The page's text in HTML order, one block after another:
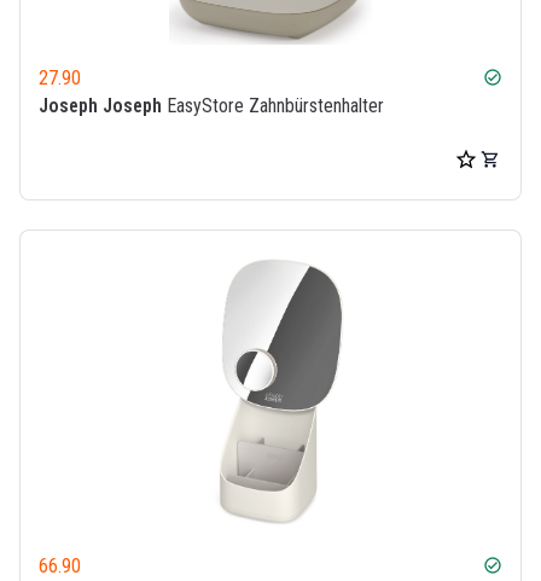
27.90 check_circle
Joseph Joseph EasyStore Zahnbürstenhalter
66.90 check_circle